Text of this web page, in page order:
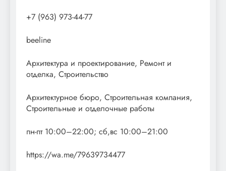
+7 (963) 973-44-77
beeline
Архитектура и проектирование, Ремонт и
отделка, Строительство
Архитектурное бюро, Строительная компания,
Строительные и отделочные работы
пн-пт 10:00–22:00; сб,вс 10:00–21:00
https://wa.me/79639734477